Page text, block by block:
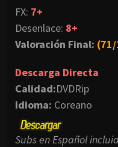
FX: 7+
Desenlace: 8+
Valoración Final:
Descarga Directa
Calidad:DVDRip
Idioma: Coreano
Subs en Español